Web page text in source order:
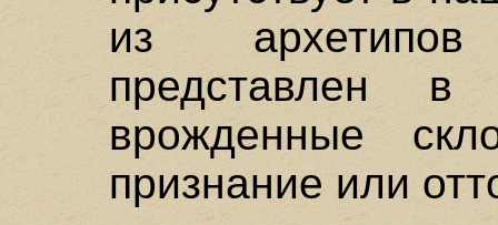
из
представлен
врожденные
признание или